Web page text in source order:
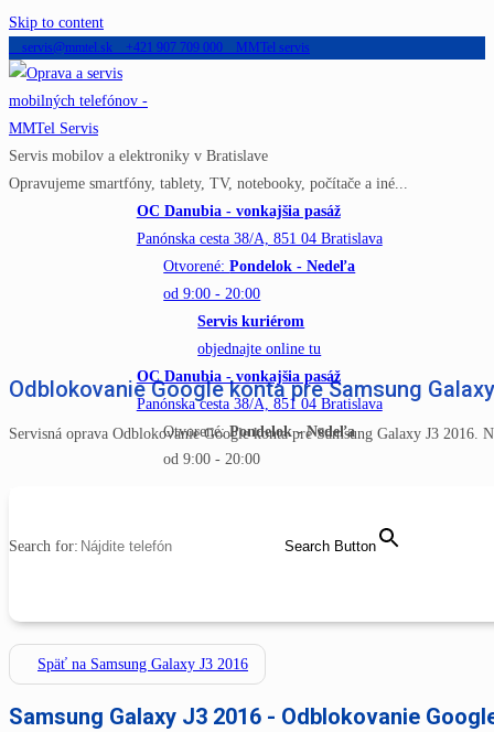
Skip to content
servis@mmtel.sk +421 907 709 000 MMTel servis
Servis mobilov a elektroniky v Bratislave
Opravujeme smartfóny, tablety, TV, notebooky, počítače a iné...
OC Danubia - vonkajšia pasáž
Panónska cesta 38/A, 851 04 Bratislava
Otvorené:Pondelok - Nedeľa
od 9:00 - 20:00
Servis kuriérom
objednajte online tu
OC Danubia - vonkajšia pasáž
Panónska cesta 38/A, 851 04 Bratislava
Otvorené:Pondelok - Nedeľa
od 9:00 - 20:00
Search for: Search Button
Odblokovanie Google konta pre Samsung
Servisná oprava Odblokovanie Google konta pre Samsung Galaxy J3 2016.
Späť na Samsung Galaxy J3 2016
Samsung Galaxy J3 2016 - Odblokovanie